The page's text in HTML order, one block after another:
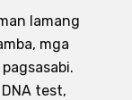
lamang
mga
test,